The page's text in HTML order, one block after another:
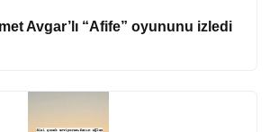
Avgar’lı “Afife” oyununu izledi